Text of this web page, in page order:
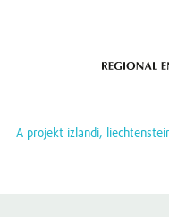
A projekt izlandi,